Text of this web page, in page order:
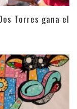
Torres gana el